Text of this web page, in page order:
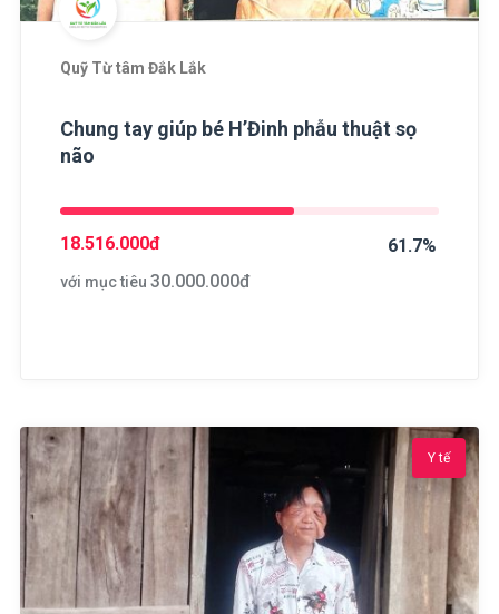
Quỹ Từ tâm Đắk Lắk
Chung tay giúp bé H’Đinh phẫu thuật sọ
não
61.7%
18.516.000đ
với mục tiêu 30.000.000đ
Y tế